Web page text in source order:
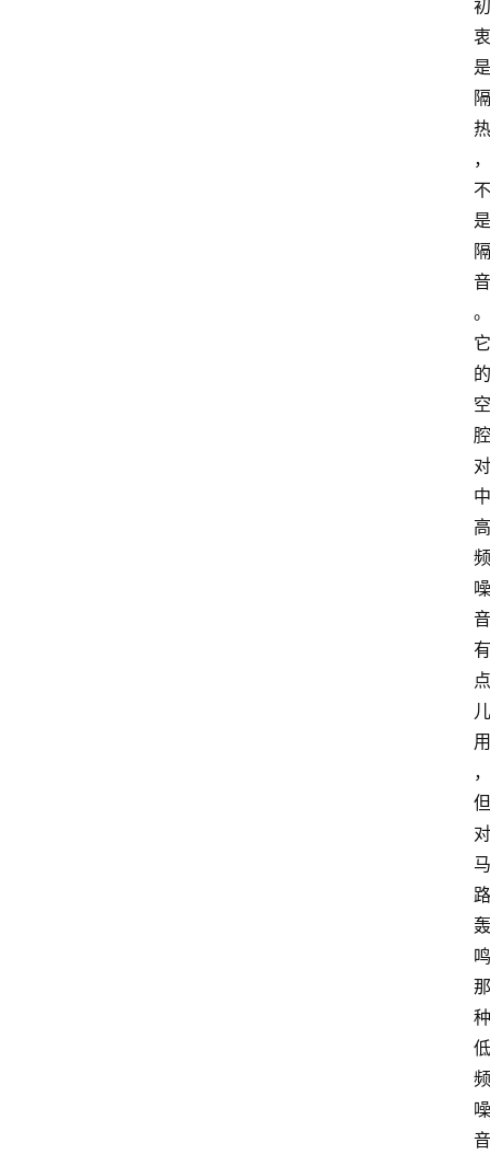
初
衷
是
隔
热
，
不
是
隔
音
。
它
的
空
腔
对
中
高
频
噪
音
有
点
儿
用
，
但
对
马
路
轰
鸣
那
种
低
频
噪
音